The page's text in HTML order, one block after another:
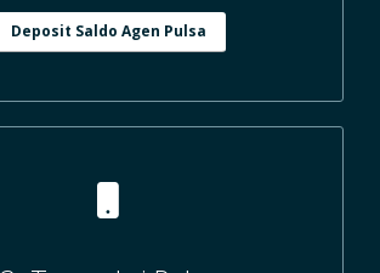
Deposit Saldo Agen Pulsa